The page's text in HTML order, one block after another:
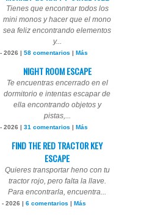
Tienes que encontrar todos los
mini monos y hacer que el mono
sea feliz encontrando elementos
y...
2026 | 58 comentarios Más
NIGHT ROOM ESCAPE
Te encuentras encerrado en el
dormitorio e intentas escapar de
ella encontrando objetos y
pistas,...
2026 | 31 comentarios Más
FIND THE RED TRACTOR KEY
ESCAPE
Quieres transportar heno con tu
tractor rojo, pero falta la llave.
Para encontrarla, encuentra...
- 2026 | 6 comentarios Más